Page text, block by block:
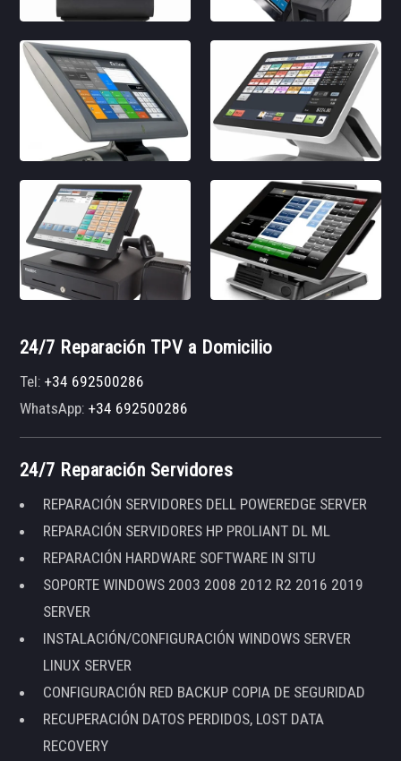
24/7 Reparación TPV a Domicilio
Tel:+34 692500286
WhatsApp:+34 692500286
24/7 Reparación Servidores
REPARACIÓN SERVIDORES DELL POWEREDGE SERVER
REPARACIÓN SERVIDORES HP PROLIANT DL ML
REPARACIÓN HARDWARE SOFTWARE IN SITU
SOPORTE WINDOWS 2003 2008 2012 R2 2016 2019
SERVER
INSTALACIÓN/CONFIGURACIÓN WINDOWS SERVER
LINUX SERVER
CONFIGURACIÓN RED BACKUP COPIA DE SEGURIDAD
RECUPERACIÓN DATOS PERDIDOS, LOST DATA
RECOVERY